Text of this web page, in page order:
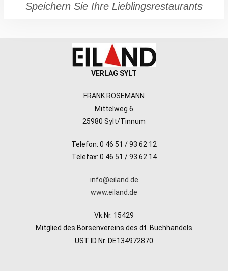
Speichern Sie Ihre Lieblingsrestaurants
VERLAG SYLT
FRANK ROSEMANN
Mittelweg 6
25980 Sylt/Tinnum
Telefon: 0 46 51 / 93 62 12
Telefax: 0 46 51 / 93 62 14
info@eiland.de
www.eiland.de
Vk.Nr. 15429
Mitglied des Börsenvereins des dt. Buchhandels
UST ID Nr. DE134972870